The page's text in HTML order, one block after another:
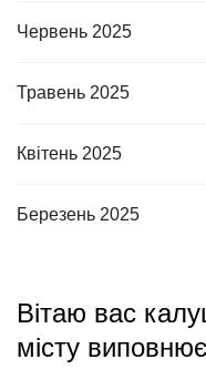
Червень 2025
Травень 2025
Квітень 2025
Березень 2025
Вітаю вас
місту